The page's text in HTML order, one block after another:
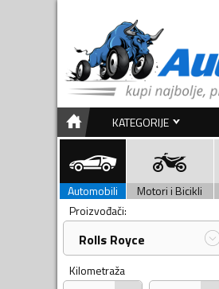
KATEGORIJE
Automobili Motori i Bicikli
Proizvođači:
Rolls Royce
Kilometraža